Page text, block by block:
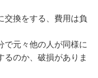
交換をする、費用は負
で元々他の人が同様に
るのか、破損がありま